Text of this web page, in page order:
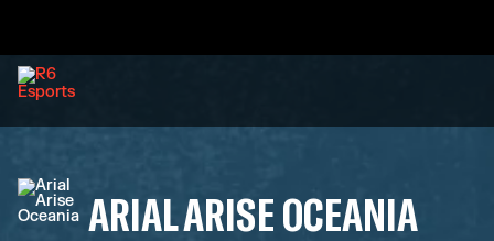
ARIAL ARISE OCEANIA